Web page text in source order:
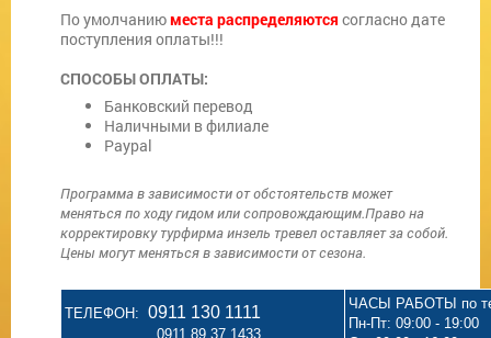
По умолчаниюместа распределяются согласно дате
поступления оплаты!!!
СПОСОБЫ ОПЛАТЫ:
Банковский перевод
Наличными в филиале
Paypal
Программа в зависимости от обстоятельств может
меняться по ходу гидом или сопровождающим.Право на
корректировку турфирма инзель тревел оставляет за собой.
Цены могут меняться в зависимости от сезона.
ТЕЛЕФОН: 0911 130 1111
0911 89 37 1433
ЧАСЫ РАБОТЫ по
Пн-Пт: 09:00 - 19:00